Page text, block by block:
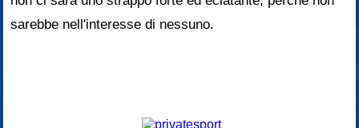
sarebbe nell'interesse di nessuno.